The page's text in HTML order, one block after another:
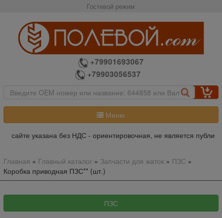
Гостевой режим
+79901693067
+79903056537
Меню
сайте указана без НДС - ориентировочная, не является
Главная » Главный каталог» Запчасти для жаток» ПЗС »
Коробка приводная ПЗС** (шт.)